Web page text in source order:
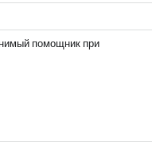
помощник при